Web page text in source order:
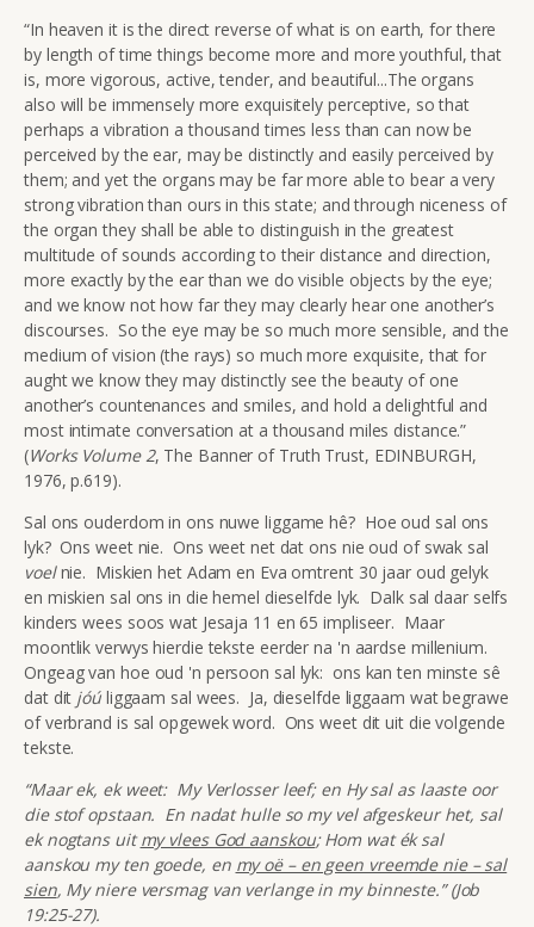
“In heaven it is the direct reverse of what is on earth, for there
by length of time things become more and more youthful, that
is, more vigorous, active, tender, and beautiful...The organs
also will be immensely more exquisitely perceptive, so that
perhaps a vibration a thousand times less than can now be
perceived by the ear, may be distinctly and easily perceived by
them; and yet the organs may be far more able to bear a very
strong vibration than ours in this state; and through niceness of
the organ they shall be able to distinguish in the greatest
multitude of sounds according to their distance and direction,
more exactly by the ear than we do visible objects by the eye;
and we know not how far they may clearly hear one another’s
discourses. So the eye may be so much more sensible, and the
medium of vision (the rays) so much more exquisite, that for
aught we know they may distinctly see the beauty of one
another’s countenances and smiles, and hold a delightful and
most intimate conversation at a thousand miles distance.”
(Works Volume 2, The Banner of Truth Trust, EDINBURGH,
1976, p.619).
Sal ons ouderdom in ons nuwe liggame hê? Hoe oud sal ons
lyk? Ons weet nie. Ons weet net dat ons nie oud of swak sal
voelnie. Miskien het Adam en Eva omtrent 30 jaar oud gelyk
en miskien sal ons in die hemel dieselfde lyk. Dalk sal daar selfs
kinders wees soos wat Jesaja 11 en 65 impliseer. Maar
moontlik verwys hierdie tekste eerder na 'n aardse millenium.
Ongeag van hoe oud 'n persoon sal lyk: ons kan ten minste sê
dat dit jóúliggaam sal wees. Ja, dieselfde liggaam wat begrawe
of verbrand is sal opgewek word. Ons weet dit uit die volgende
tekste.
“Maar ek, ek weet: My Verlosser leef; en Hy sal as laaste oor
die stof opstaan. En nadat hulle so my vel afgeskeur het, sal
ek nogtans uitmy vlees God aanskou; Hom wat ék sal
aanskou my ten goede, en my oë – en geen vreemde nie – sal
sien, My niere versmag van verlange in my binneste.” (Job
19:25-27).